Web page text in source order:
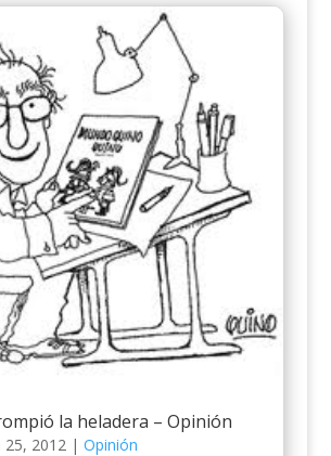
la heladera – Opinión
25, 2012| Opinión